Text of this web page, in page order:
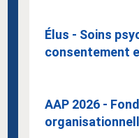
Élus - Soins
consentement
AAP 2026 -